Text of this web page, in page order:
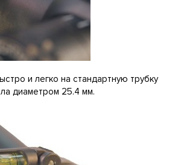
и легко на стандартную трубку
диаметром 25.4 мм.